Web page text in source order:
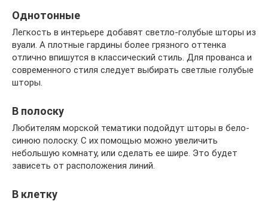
Однотонные
Легкость в интерьере добавят светло-голубые шторы из
вуали. А плотные гардины более грязного оттенка
отлично впишутся в классический стиль. Для прованса и
современного стиля следует выбирать светлые голубые
шторы.
В полоску
Любителям морской тематики подойдут шторы в бело-
синюю полоску. С их помощью можно увеличить
небольшую комнату, или сделать ее шире. Это будет
зависеть от расположения линий.
В клетку